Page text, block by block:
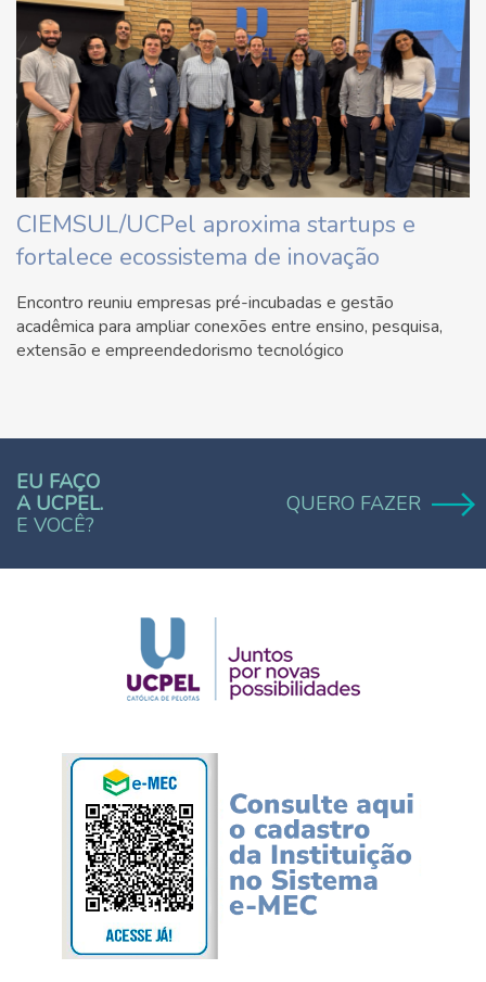
CIEMSUL/UCPel aproxima startups e
fortalece ecossistema de inovação
Encontro reuniu empresas pré-incubadas e gestão
acadêmica para ampliar conexões entre ensino, pesquisa,
extensão e empreendedorismo tecnológico
EU FAÇO
A UCPEL.
E VOCÊ?
QUERO FAZER